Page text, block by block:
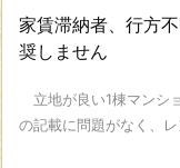
家賃滞納者、行方
奨しません
立地が良い1棟マンシ
の記載に問題がなく、